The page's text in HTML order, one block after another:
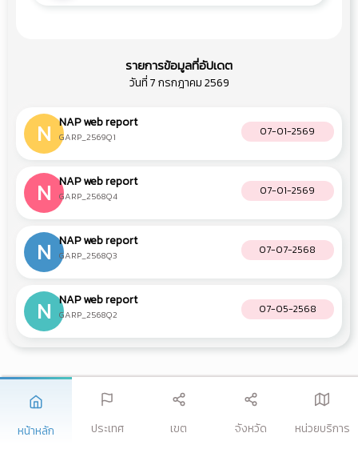
หน้าหลัก ประเทศ เขต จังหวัด หน่วยบริการ
รายการข้อมูลที่อัปเดต
วันที่ 7 กรกฎาคม 2569
N NAP web report
GARP_2569Q1 07-01-2569
N NAP web report
GARP_2568Q4 07-01-2569
N NAP web report
GARP_2568Q3 07-07-2568
N NAP web report
GARP_2568Q2 07-05-2568